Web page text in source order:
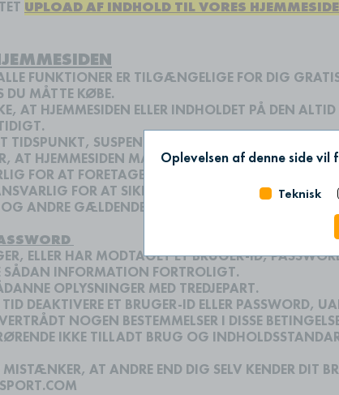
UPLOAD AF INDHOLD TIL VORES
FUNKTIONER ER TILGÆNGELIGE FOR DIG
DU MÅTTE KØBE.
AT HJEMMESIDEN ELLER INDHOLDET PÅ DEN
TIDSPUNKT, SUSPENDERE, TILBAGEKALDE,
AT HJEMMESIDEN MÅTTE VÆRE UTILGÆNGELIG I
FOR AT FORETAGE DE NØDVENDIGE
FOR AT SIKRE, AT ALLE PERSONER,
OG ANDRE GÆLDENDE VILKÅR, OG AT DE
ELLER HAR MODTAGET ET BRUGER-ID,
SÅDAN INFORMATION FORTROLIGT.
OPLYSNINGER MED TREDJEPART.
DEAKTIVERE ET BRUGER-ID ELLER PASSWORD,
NOGEN BESTEMMELSER I DISSE
IKKE TILLADT BRUG OG
MISTÆNKER, AT ANDRE END DIG SELV KENDER DIT
Oplevelsen af denne side
Teknisk